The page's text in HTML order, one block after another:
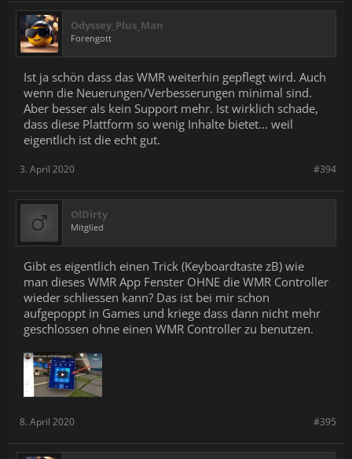
Odyssey_Plus_Man
Forengott
Ist ja schön dass das WMR weiterhin gepflegt wird. Auch
wenn die Neuerungen/Verbesserungen minimal sind.
Aber besser als kein Support mehr. Ist wirklich schade,
dass diese Plattform so wenig Inhalte bietet... weil
eigentlich ist die echt gut.
#394
3. April 2020
OlDirty
Mitglied
Gibt es eigentlich einen Trick (Keyboardtaste zB) wie
man dieses WMR App Fenster OHNE die WMR Controller
wieder schliessen kann? Das ist bei mir schon
aufgepoppt in Games und kriege dass dann nicht mehr
geschlossen ohne einen WMR Controller zu benutzen.
#395
8. April 2020